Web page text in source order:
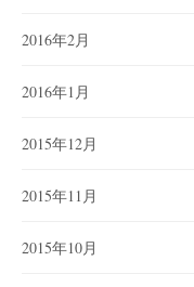
2016年2月
2016年1月
2015年12月
2015年11月
2015年10月